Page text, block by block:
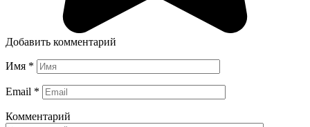
Добавить комментарий
Имя *
Email *
Комментарий